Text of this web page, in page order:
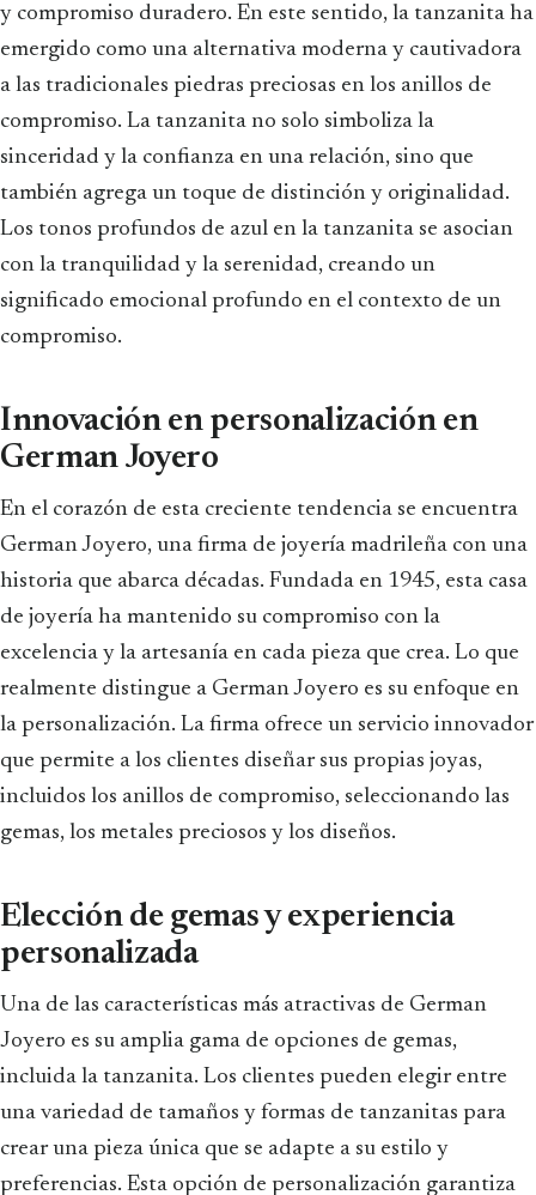
y compromiso duradero. En este sentido, la tanzanita ha
emergido como una alternativa moderna y cautivadora
a las tradicionales piedras preciosas en los anillos de
compromiso. La tanzanita no solo simboliza la
sinceridad y la confianza en una relación, sino que
también agrega un toque de distinción y originalidad.
Los tonos profundos de azul en la tanzanita se asocian
con la tranquilidad y la serenidad, creando un
significado emocional profundo en el contexto de un
compromiso.
Innovación en personalización en
German Joyero
En el corazón de esta creciente tendencia se encuentra
German Joyero, una firma de joyería madrileña con una
historia que abarca décadas. Fundada en 1945, esta casa
de joyería ha mantenido su compromiso con la
excelencia y la artesanía en cada pieza que crea. Lo que
realmente distingue a German Joyero es su enfoque en
la personalización. La firma ofrece un servicio innovador
que permite a los clientes diseñar sus propias joyas,
incluidos los anillos de compromiso, seleccionando las
gemas, los metales preciosos y los diseños.
Elección de gemas y experiencia
personalizada
Una de las características más atractivas de German
Joyero es su amplia gama de opciones de gemas,
incluida la tanzanita. Los clientes pueden elegir entre
una variedad de tamaños y formas de tanzanitas para
crear una pieza única que se adapte a su estilo y
preferencias. Esta opción de personalización garantiza